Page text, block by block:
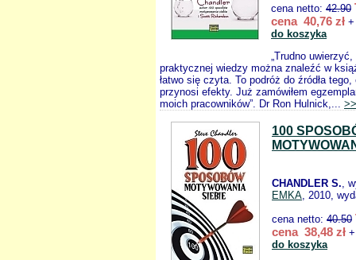
cena netto: 42.90
cena 40,76 zł
do koszyka
„Trudno
praktycznej wiedzy można znaleźć w
łatwo się czyta. To podróż do źródła tego,
przynosi efekty. Już zamówiłem
moich pracowników”. Dr Ron Hulnick,...
100
CHANDLER S.,
EMKA, 2010,
cena netto: 40.50
cena 38,48 zł
do koszyka